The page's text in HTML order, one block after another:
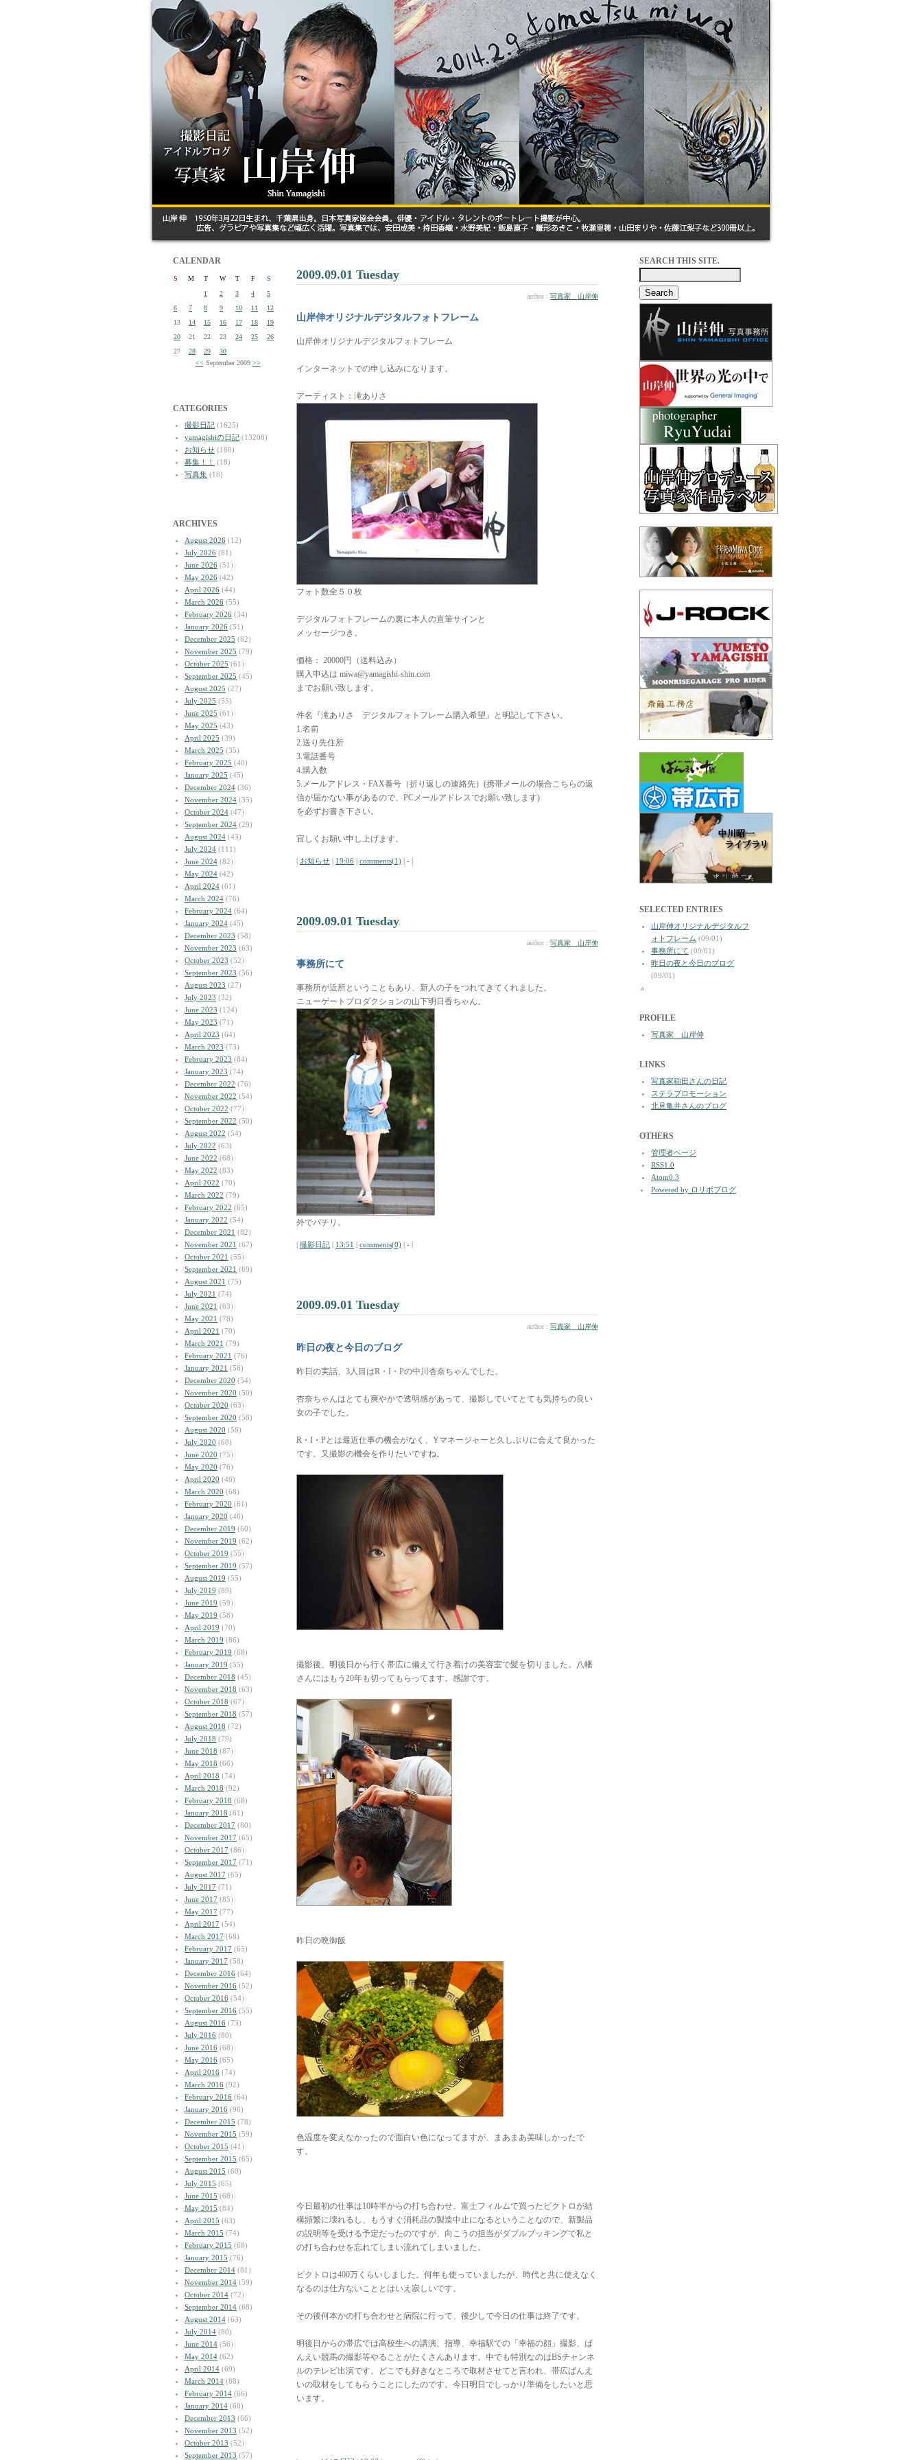
CALENDAR
S M T W T F
S
1
2 3 4
5
6
7 8 9 10 11
12
13
14 15 16 17 18
19
20
21 22 23 24 25
26
27
28 29
30
<< September 2009 >>
CATEGORIES
撮影日記 (1625)
yamagishiの日記 (13208)
お知らせ (180)
募集！！
(18)
写真集 (18)
ARCHIVES
August 2026 (12)
July 2026 (81)
June 2026 (51)
May 2026 (42)
April 2026 (44)
March 2026 (55)
February 2026 (34)
January 2026 (51)
December 2025 (62)
November 2025 (79)
October 2025 (61)
September 2025 (45)
August 2025 (27)
July 2025 (55)
June 2025 (61)
May 2025 (43)
April 2025 (39)
March 2025 (35)
February 2025 (40)
January 2025 (45)
December 2024 (36)
November 2024 (35)
October 2024 (47)
September 2024 (29)
August 2024 (43)
July 2024 (111)
June 2024 (82)
May 2024 (42)
April 2024 (61)
March 2024 (76)
February 2024 (64)
January 2024 (45)
December 2023 (58)
November 2023 (63)
October 2023 (52)
September 2023 (56)
August 2023 (27)
July 2023 (32)
June 2023 (124)
May 2023 (71)
April 2023 (64)
March 2023 (73)
February 2023 (84)
January 2023 (74)
December 2022 (76)
November 2022 (54)
October 2022 (77)
September 2022 (50)
August 2022 (54)
July 2022 (63)
June 2022 (68)
May 2022 (83)
April 2022 (70)
March 2022 (79)
February 2022 (65)
January 2022 (54)
December 2021 (82)
November 2021 (67)
October 2021 (55)
September 2021 (69)
August 2021 (75)
July 2021 (74)
June 2021 (63)
May 2021 (78)
April 2021 (70)
March 2021 (79)
February 2021 (76)
January 2021 (56)
December 2020 (54)
November 2020 (50)
October 2020 (63)
September 2020 (58)
August 2020 (58)
July 2020 (68)
June 2020 (75)
May 2020 (76)
April 2020 (46)
March 2020 (68)
February 2020 (61)
January 2020 (46)
December 2019 (60)
November 2019 (62)
October 2019 (55)
September 2019 (57)
August 2019 (55)
July 2019 (89)
June 2019 (59)
May 2019 (58)
April 2019 (70)
March 2019 (86)
February 2019 (68)
January 2019 (55)
December 2018 (45)
November 2018 (63)
October 2018 (67)
September 2018 (57)
August 2018 (72)
July 2018 (79)
June 2018 (87)
May 2018 (66)
April 2018 (74)
March 2018 (92)
February 2018 (68)
January 2018 (61)
December 2017 (80)
November 2017 (65)
October 2017 (86)
September 2017 (71)
August 2017 (65)
July 2017 (71)
June 2017 (85)
May 2017 (77)
April 2017 (54)
March 2017 (68)
February 2017 (65)
January 2017 (58)
December 2016 (64)
November 2016 (52)
October 2016 (54)
September 2016 (55)
August 2016 (73)
July 2016 (80)
June 2016 (68)
May 2016 (65)
April 2016 (74)
March 2016 (92)
February 2016 (64)
January 2016 (96)
December 2015 (78)
November 2015 (59)
October 2015 (41)
September 2015 (65)
August 2015 (60)
July 2015 (65)
June 2015 (68)
May 2015 (84)
April 2015 (63)
March 2015 (74)
February 2015 (68)
January 2015 (76)
December 2014 (81)
November 2014 (59)
October 2014 (72)
September 2014 (68)
August 2014 (63)
July 2014 (80)
June 2014 (56)
May 2014 (62)
April 2014 (69)
March 2014 (88)
February 2014 (66)
January 2014 (60)
December 2013 (66)
November 2013 (52)
October 2013 (52)
September 2013 (57)
2009.09.01 Tuesday
author : 写真家 山岸伸
山岸伸オリジナルデジタルフォトフレーム
山岸伸オリジナルデジタルフォトフレーム
インターネットでの申し込みになります。
アーティスト：滝ありさ
フォト数全５０枚
デジタルフォトフレームの裏に本人の直筆サインと
メッセージつき。
価格： 20000円（送料込み）
購入申込は miwa@yamagishi-shin.com
までお願い致します。
件名『滝ありさ デジタルフォトフレーム購入希望』と明記して下さい。
1.名前
2.送り先住所
3.電話番号
4.購入数
5.メールアドレス・FAX番号（折り返しの連絡先）(携帯メールの場合こちらの返
信が届かない事があるので、PCメールアドレスでお願い致します)
を必ずお書き下さい。
宜しくお願い申し上げます。
| お知らせ | 19:06 | comments(1) | - |
2009.09.01 Tuesday
author : 写真家 山岸伸
事務所にて
事務所が近所ということもあり、新人の子をつれてきてくれました。
ニューゲートプロダクションの山下明日香ちゃん。
外でパチリ。
| 撮影日記 | 13:51 | comments(0) | - |
2009.09.01 Tuesday
author : 写真家 山岸伸
昨日の夜と今日のブログ
昨日の実話、3人目はR・I・Pの中川杏奈ちゃんでした。
杏奈ちゃんはとても爽やかで透明感があって、撮影していてとても気持ちの良い
女の子でした。
R・I・Pとは最近仕事の機会がなく、Yマネージャーと久しぶりに会えて良かった
です。又撮影の機会を作りたいですね。
撮影後、明後日から行く帯広に備えて行き着けの美容室で髪を切りました。八幡
さんにはもう20年も切ってもらってます。感謝です。
昨日の晩御飯
色温度を変えなかったので面白い色になってますが、まあまあ美味しかったで
す。
今日最初の仕事は10時半からの打ち合わせ。富士フィルムで買ったピクトロが結
構頻繁に壊れるし、もうすぐ消耗品の製造中止になるということなので、新製品
の説明等を受ける予定だったのですが、向こうの担当がダブルブッキングで私と
の打ち合わせを忘れてしまい流れてしまいました。
ピクトロは400万くらいしました。何年も使っていましたが、時代と共に使えなく
なるのは仕方ないこととはいえ寂しいです。
その後何本かの打ち合わせと病院に行って、後少しで今日の仕事は終了です。
明後日からの帯広では高校生への講演、指導、幸福駅での「幸福の顔」撮影、ば
んえい競馬の撮影等やることがたくさんあります。中でも特別なのはBSチャンネ
ルのテレビ出演です。どこでも好きなところで取材させてと言われ、帯広ばんえ
いの取材をしてもらうことにしたのです。今日明日でしっかり準備をしたいと思
います。
SEARCH THIS SITE.
SELECTED ENTRIES
山岸伸オリジナルデジタルフ
ォトフレーム (09/01)
事務所にて (09/01)
昨日の夜と今日のブログ
(09/01)
a
PROFILE
写真家 山岸伸
LINKS
写真家稲田さんの日記
ステラプロモーション
北見亀井さんのブログ
OTHERS
管理者ページ
RSS1.0
Atom0.3
Powered by ロリポブログ